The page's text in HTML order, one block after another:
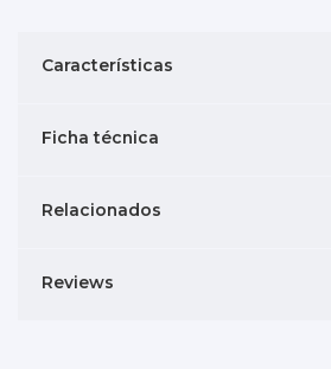
Características
Ficha técnica
Relacionados
Reviews